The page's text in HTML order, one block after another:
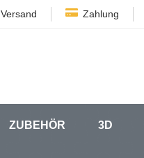
Versand Zahlung
ZUBEHÖR 3D